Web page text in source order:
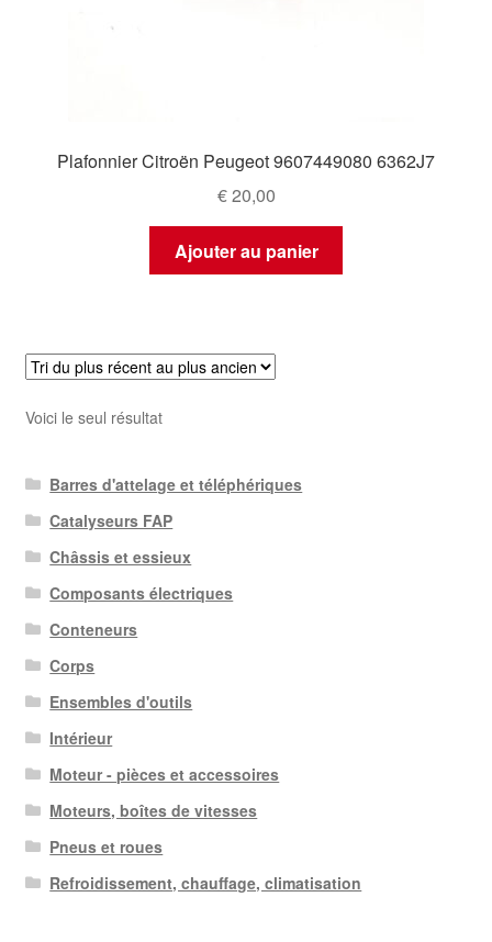
Plafonnier Citroën Peugeot 9607449080 6362J7
€20,00
Ajouter au panier
Voici le seul résultat
Barres d'attelage et téléphériques
Catalyseurs FAP
Châssis et essieux
Composants électriques
Conteneurs
Corps
Ensembles d'outils
Intérieur
Moteur - pièces et accessoires
Moteurs, boîtes de vitesses
Pneus et roues
Refroidissement, chauffage, climatisation